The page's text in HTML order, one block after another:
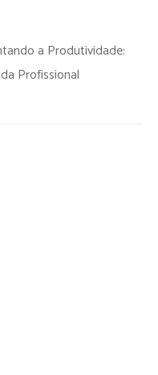
a Produtividade:
Profissional